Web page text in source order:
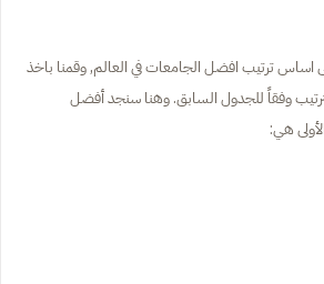
اساس ترتيب افضل الجامعات في العالم, وقمنا باخذ
وفقاً للجدول السابق. وهنا سنجد أفضل
هي: